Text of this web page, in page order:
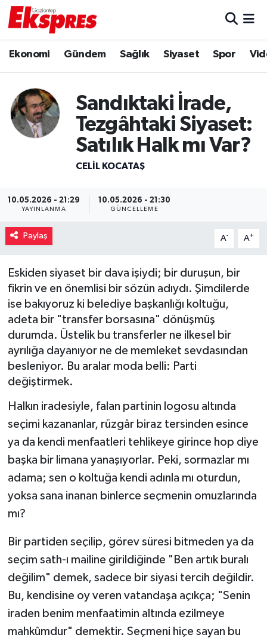
Ekonomi Gündem Sağlık Siyaset Spor
Sandıktaki İrade,
Tezgâhtaki Siyaset:
Satılık Halk mı Var?
CELIL KOCATAŞ
10.05.2026 - 21:29
YAYINLANMA
10.05.2026 - 21:30
GÜNCELLEME
Paylaş A- A+
Eskiden siyaset bir dava işiydi; bir duruşun, bir
fikrin ve en önemlisi bir sözün adıydı. Şimdilerde
ise bakıyoruz ki belediye başkanlığı koltuğu,
adeta bir "transfer borsasına" dönüşmüş
durumda. Üstelik bu transferler ne ilkesel bir
ayrılığa dayanıyor ne de memleket sevdasından
besleniyor. Bu aralar moda belli: Parti
değiştirmek.
Halkın iradesiyle, falan partinin logosu altında
seçimi kazananlar, rüzgâr biraz tersinden esince
ya da kendi menfaatleri tehlikeye girince hop diye
başka bir limana yanaşıyorlar. Peki, sormazlar mı
adama; sen o koltuğa kendi adınla mı oturdun,
yoksa sana inanan binlerce seçmenin omuzlarında
mı?
Bir partiden seçilip, görev süresi bitmeden ya da
seçim sath-ı mailine girildiğinde "Ben artık buralı
değilim" demek, sadece bir siyasi tercih değildir.
Bu, kendisine oy veren vatandaşa açıkça; "Senin
iraden benim menfaatimin altında ezilmeye
mahkûmdur" demektir. Seçmeni hiçe sayan bu
Ekonomi
Gaziantep son dakika
Genel
Haberler
Kültür Sanat
Müzik
Piyasa
Resmi İlanlar
Sağlık
Sinemalar
Siyaset
Teknoloji
Video Haber
Yaşam
Trafik Durumu
Puan Durumu ve Fikstür
Tüm Manşetler
Son Dakika Haberleri
Haber Arşivi